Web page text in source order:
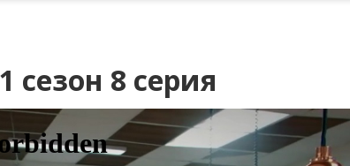
сезон 8 серия